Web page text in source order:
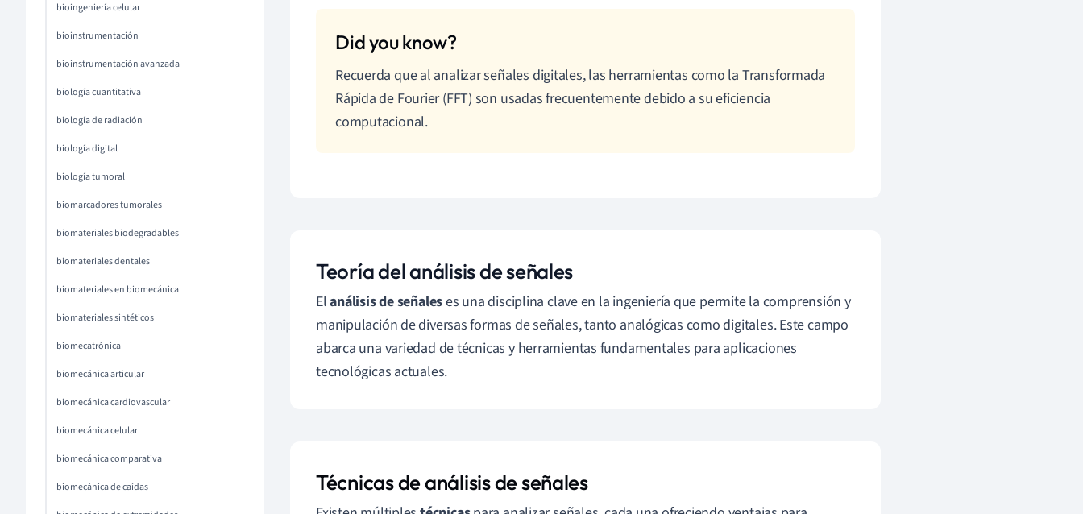
bioingeniería celular
bioinstrumentación
bioinstrumentación avanzada
biología cuantitativa
biología de radiación
biología digital
biología tumoral
biomarcadores tumorales
biomateriales biodegradables
biomateriales dentales
biomateriales en biomecánica
biomateriales sintéticos
biomecatrónica
biomecánica articular
biomecánica cardiovascular
biomecánica celular
biomecánica comparativa
biomecánica de caídas
Recuerda que al analizar señales digitales, las herramientas como la Transformada
Rápida de Fourier (FFT) son usadas frecuentemente debido a su eficiencia
computacional.
Teoría del análisis de señales
Elanálisis de señaleses una disciplina clave en la ingeniería que permite la comprensión y
manipulación de diversas formas de señales, tanto analógicas como digitales. Este campo
abarca una variedad de técnicas y herramientas fundamentales para aplicaciones
tecnológicas actuales.
Técnicas de análisis de señales